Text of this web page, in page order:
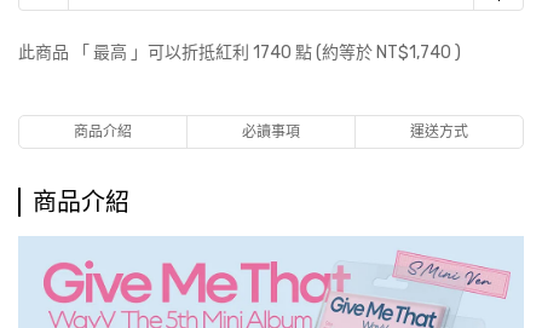
此商品 「 最高 」可以折抵紅利 1740 點 (約等於 NT$1,740 )
商品介紹 必讀事項 運送方式
商品介紹